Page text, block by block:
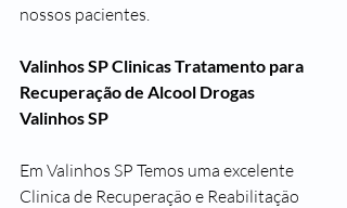
nossos pacientes.
Valinhos SP Clinicas Tratamento para
Recuperação de Alcool Drogas
Valinhos SP
Em Valinhos SP Temos uma excelente
Clinica de Recuperação e Reabilitação